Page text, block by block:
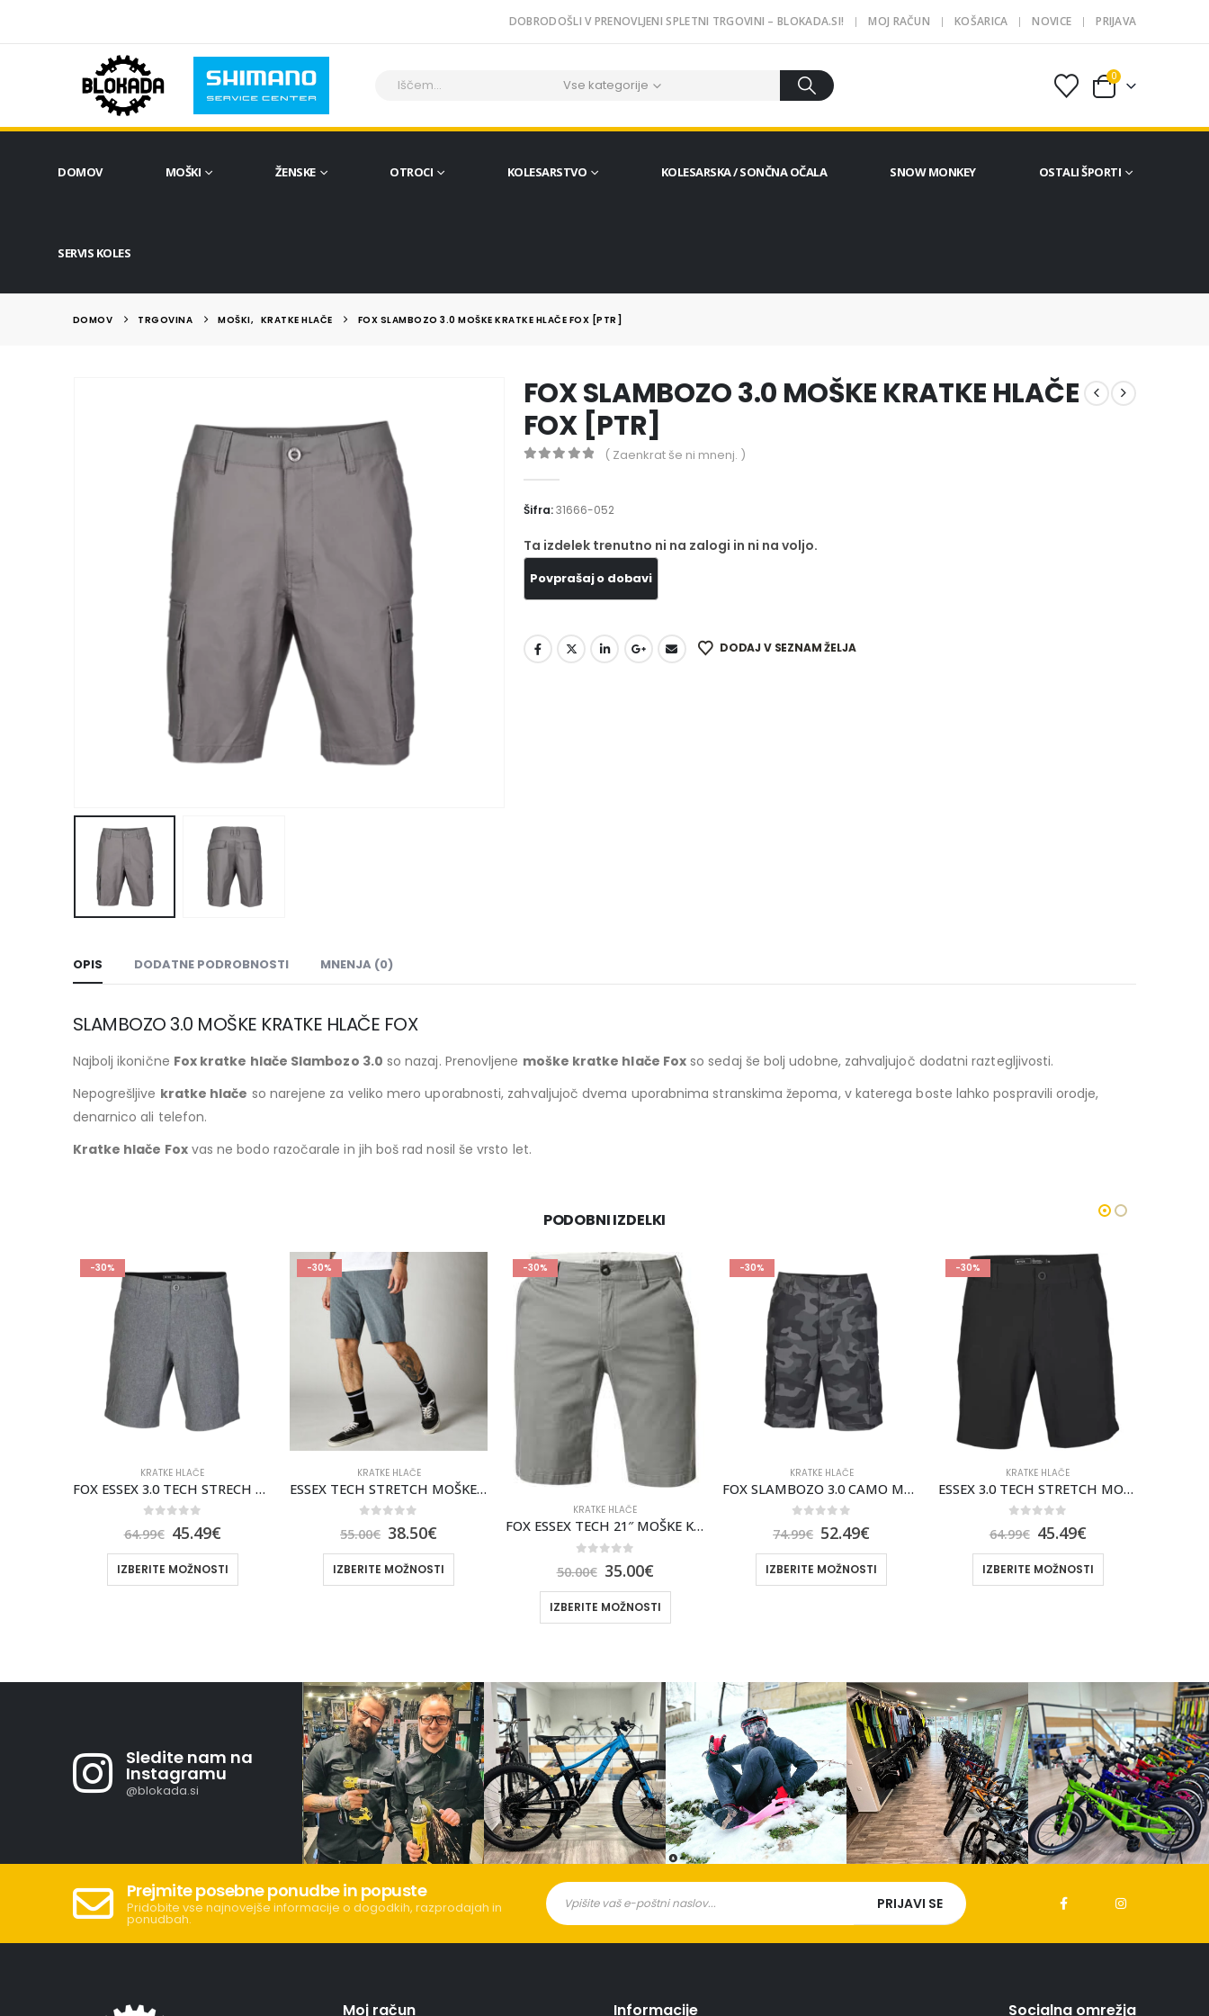
DOBRODOŠLI V PRENOVLJENI SPLETNI TRGOVINI – BLOKADA.SI! MOJ RAČUN KOŠARICA NOVICE PRIJAVA
Vse kategorije
0
DOMOV MOŠKI ŽENSKE OTROCI KOLESARSTVO KOLESARSKA / SONČNA OČALA SNOW MONKEY OSTALI ŠPORTI
SERVIS KOLES
DOMOV TRGOVINA MOŠKI, KRATKE HLAČE FOX SLAMBOZO 3.0 MOŠKE KRATKE HLAČE FOX [PTR]
FOX SLAMBOZO 3.0 MOŠKE KRATKE HLAČE
FOX [PTR]
( Zaenkrat še ni mnenj. )
Šifra:31666-052
Ta izdelek trenutno ni na zalogi in ni na voljo.
DODAJ V SEZNAM ŽELJA
OPIS DODATNE PODROBNOSTI MNENJA (0)
SLAMBOZO 3.0 MOŠKE KRATKE HLAČE FOX
Najbolj ikonične Fox kratke hlače Slambozo 3.0 so nazaj. Prenovljene moške kratke hlače Fox so sedaj še bolj udobne, zahvaljujoč dodatni raztegljivosti.
Nepogrešljive kratke hlače so narejene za veliko mero uporabnosti, zahvaljujoč dvema uporabnima stranskima žepoma, v katerega boste lahko pospravili orodje,
denarnico ali telefon.
Kratke hlače Foxvas ne bodo razočarale in jih boš rad nosil še vrsto let.
PODOBNI IZDELKI
-30%
KRATKE HLAČE
ESSEX TECH STRETCH MOŠKE KRATKE HLAČE FOX 21″ [HTR GRAPH]
55.00€ 38.50€
IZBERITE MOŽNOSTI
-30%
KRATKE HLAČE
out of 5
50.00€ 35.00€
-30%
KRATKE HLAČE
FOX SLAMBOZO 3.0 CAMO MOŠKE KRATKE HLAČE [BLK CAM]
0out of 5
74.99€ 52.49€
IZBERITE MOŽNOSTI
-30%
KRATKE HLAČE
ESSEX 3.0 TECH STRETCH MOŠKE KRATKE HLAČE FOX [BLK]
64.99€ 45.49€
IZBERITE MOŽNOSTI
-30%
KRATKE HLAČE
KRATKE HLAČE SCOTT LIGHT FACTORY TEAM
79.99€ 55.99€
IZBERITE MOŽNOSTI
Sledite nam na
Instagramu
@blokada.si
Prejmite posebne ponudbe in popuste
Pridobite vse najnovejše informacije o dogodkih, razprodajah in
ponudbah.
Moj račun Informacije Socialna omrežja